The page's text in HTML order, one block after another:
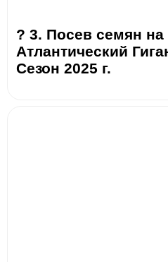
? 3. Посев семян
Атлантический
Сезон 2025 г.